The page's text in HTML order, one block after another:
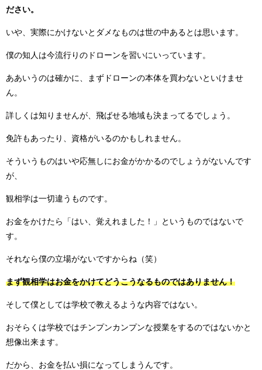
ださい。
いや、実際にかけないとダメなものは世の中あるとは思います。
僕の知人は今流行りのドローンを習いにいっています。
ああいうのは確かに、まずドローンの本体を買わないといけませ
ん。
詳しくは知りませんが、飛ばせる地域も決まってるでしょう。
免許もあったり、資格がいるのかもしれません。
そういうものはいや応無しにお金がかかるのでしょうがないんです
が、
観相学は一切違うものです。
お金をかけたら「はい、覚えれました！」というものではないで
す。
それなら僕の立場がないですからね（笑）
まず観相学はお金をかけてどうこうなるものではありません！
そして僕としては学校で教えるような内容ではない。
おそらくは学校ではチンプンカンプンな授業をするのではないかと
想像出来ます。
だから、お金を払い損になってしまうんです。